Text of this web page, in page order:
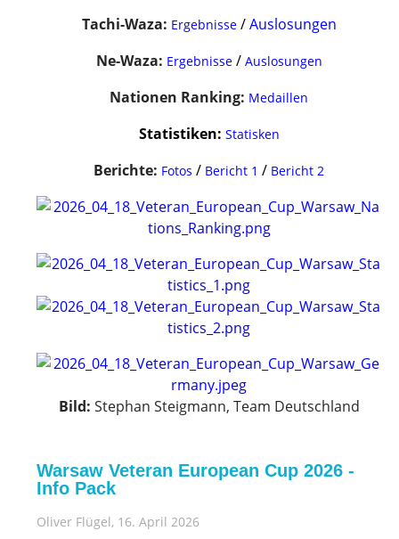
Tachi-Waza: Ergebnisse/Auslosungen
Ne-Waza: Ergebnisse/ Auslosungen
Nationen Ranking: Medaillen
Statistiken: Statisken
Berichte: Fotos / Bericht 1 / Bericht 2
Bild: Stephan Steigmann, Team Deutschland
Warsaw Veteran European Cup 2026 -
Info Pack
Oliver Flügel, 16. April 2026